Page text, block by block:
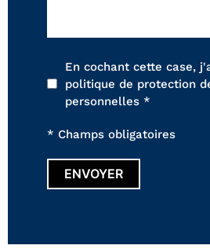
En cochant cette case,
politique de protection
personnelles *
* Champs obligatoires